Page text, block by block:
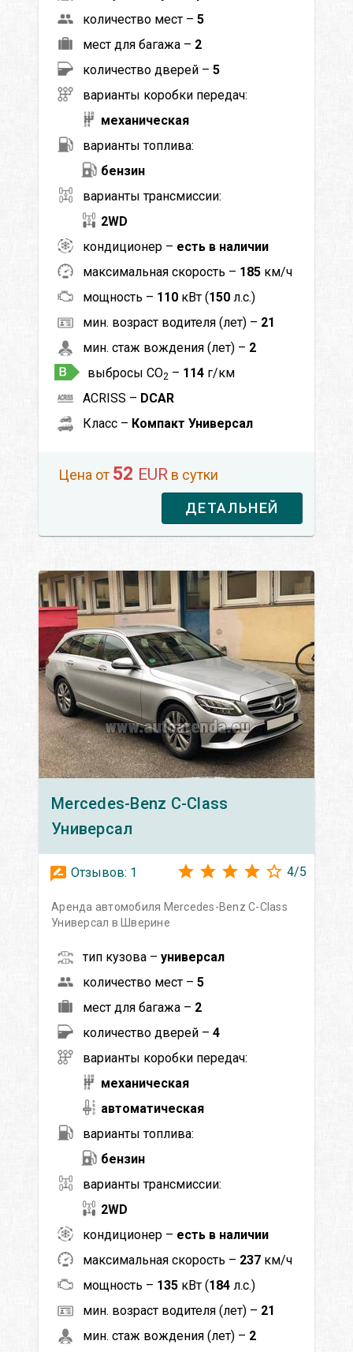
количество мест – 5
мест для багажа – 2
количество дверей – 5
варианты коробки передач:
механическая
варианты топлива:
бензин
варианты трансмиссии:
2WD
кондиционер – есть в наличии
максимальная скорость – 185 км/ч
мощность – 110 кВт (150 л.с.)
мин. возраст водителя (лет) – 21
мин. стаж вождения (лет) – 2
выбросы CO2 – 114 г/км
ACRISS – DCAR
Класс – Компакт Универсал
Цена от 52 EUR в сутки
ДЕТАЛЬНЕЙ
Mercedes-Benz C-Class
Универсал
Отзывов: 1 4/5
Аренда автомобиля Mercedes-Benz C-Class
Универсал в Шверине
тип кузова – универсал
количество мест – 5
мест для багажа – 2
количество дверей – 4
варианты коробки передач:
механическая
автоматическая
варианты топлива:
бензин
варианты трансмиссии:
2WD
кондиционер – есть в наличии
максимальная скорость – 237 км/ч
мощность – 135 кВт (184 л.с.)
мин. возраст водителя (лет) – 21
мин. стаж вождения (лет) – 2